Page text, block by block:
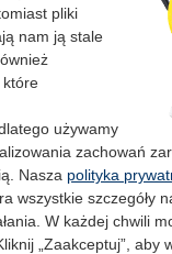
pliki
nam ją stale
które
używamy
zachowań
Nasza polityka
wszystkie szczegóły
W każdej chwili
„Zaakceptuj”, aby